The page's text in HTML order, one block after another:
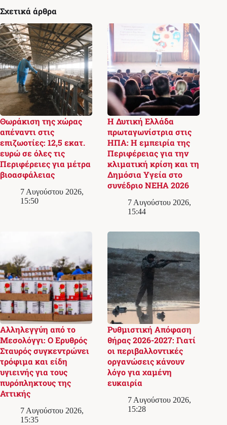
Σχετικά άρθρα
Θωράκιση της χώρας
απέναντι στις
επιζωοτίες: 12,5 εκατ.
ευρώ σε όλες τις
Περιφέρειες για μέτρα
βιοασφάλειας
7 Αυγούστου 2026,
15:50
Η Δυτική Ελλάδα
πρωταγωνίστρια στις
ΗΠΑ: Η εμπειρία της
Περιφέρειας για την
κλιματική κρίση και τη
Δημόσια Υγεία στο
συνέδριο NEHA 2026
7 Αυγούστου 2026,
15:44
Αλληλεγγύη από το
Μεσολόγγι: Ο Ερυθρός
Σταυρός συγκεντρώνει
τρόφιμα και είδη
υγιεινής για τους
πυρόπληκτους της
Αττικής
7 Αυγούστου 2026,
15:35
Ρυθμιστική Απόφαση
θήρας 2026-2027: Γιατί
οι περιβαλλοντικές
οργανώσεις κάνουν
λόγο για χαμένη
ευκαιρία
7 Αυγούστου 2026,
15:28